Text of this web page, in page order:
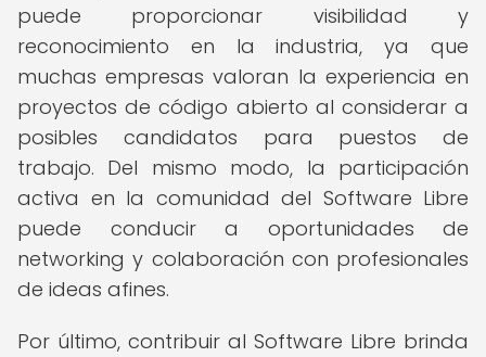
puede proporcionar visibilidad y
reconocimiento en la industria, ya que
muchas empresas valoran la experiencia en
proyectos de código abierto al considerar a
posibles candidatos para puestos de
trabajo. Del mismo modo, la participación
activa en la comunidad del Software Libre
puede conducir a oportunidades de
networking y colaboración con profesionales
de ideas afines.
Por último, contribuir al Software Libre brinda